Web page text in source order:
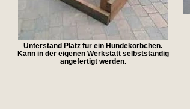
Unterstand Platz für ein Hundekörbchen.
Kann in der eigenen Werkstatt selbstständig
angefertigt werden.